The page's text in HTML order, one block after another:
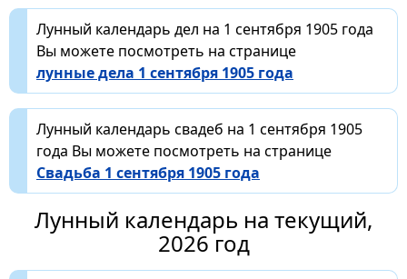
Лунный календарь дел на 1 сентября 1905 года
Вы можете посмотреть на странице
лунные дела 1 сентября 1905 года
Лунный календарь свадеб на 1 сентября 1905
года Вы можете посмотреть на странице
Свадьба 1 сентября 1905 года
Лунный календарь на текущий,
2026 год